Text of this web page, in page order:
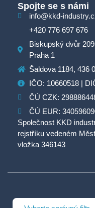
Spojte se s námi
info@kkd-
+420 776 697 676
Biskupský dvůr
Praha 1
Šaldova 1184, 436
IČO: 10660518 |
ČÚ CZK:
ČÚ EUR:
Společnost KKD
rejstříku vedeném
vložka 346143